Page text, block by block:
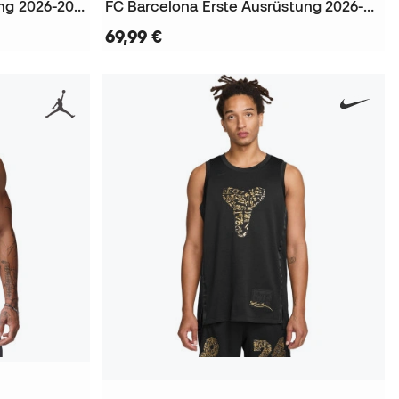
Estudiantes Erste Ausrüstung 2026-2027 Kinder Trikot FC Barcelona Erste Ausrüstung 2026-2027 Shorts
69,99 €